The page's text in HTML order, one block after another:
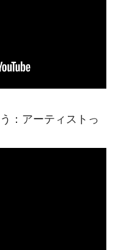
：アーティストっ